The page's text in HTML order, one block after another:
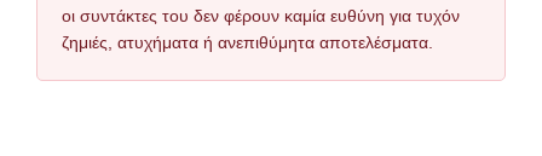
οι συντάκτες του δεν φέρουν καμία ευθύνη για τυχόν
ζημιές, ατυχήματα ή ανεπιθύμητα αποτελέσματα.